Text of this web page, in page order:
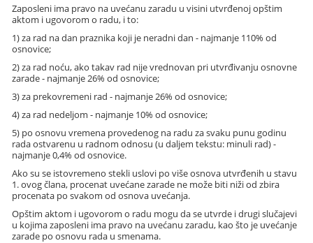
Zaposleni ima pravo na uvećanu zaradu u visini utvrđenoj opštim
aktom i ugovorom o radu, i to:
1) za rad na dan praznika koji je neradni dan - najmanje 110% od
osnovice;
2) za rad noću, ako takav rad nije vrednovan pri utvrđivanju osnovne
zarade - najmanje 26% od osnovice;
3) za prekovremeni rad - najmanje 26% od osnovice;
4) za rad nedeljom - najmanje 10% od osnovice;
5) po osnovu vremena provedenog na radu za svaku punu godinu
rada ostvarenu u radnom odnosu (u daljem tekstu: minuli rad) -
najmanje 0,4% od osnovice.
Ako su se istovremeno stekli uslovi po više osnova utvrđenih u stavu
1. ovog člana, procenat uvećane zarade ne može biti niži od zbira
procenata po svakom od osnova uvećanja.
Opštim aktom i ugovorom o radu mogu da se utvrde i drugi slučajevi
u kojima zaposleni ima pravo na uvećanu zaradu, kao što je uvećanje
zarade po osnovu rada u smenama.